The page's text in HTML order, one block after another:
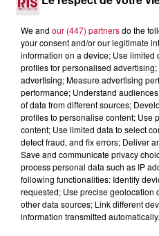
Après un franc succès l'été
du gladiateur » revient
7 et 8 août. Une fresque
We and our (447) partnersdo the
your consent and/or our legitimate
information on a device; Use
profiles for personalised
advertising; Measure advertising
performance; Understand
of data from different sources;
profiles to personalise content; Use
content; Use limited data to select
detect fraud, and fix errors; Deliver
Save and communicate privacy
process personal data such as IP
following functionalities: Identify
requested; Use precise geolocation
other data sources; Link different
information transmitted automatically.